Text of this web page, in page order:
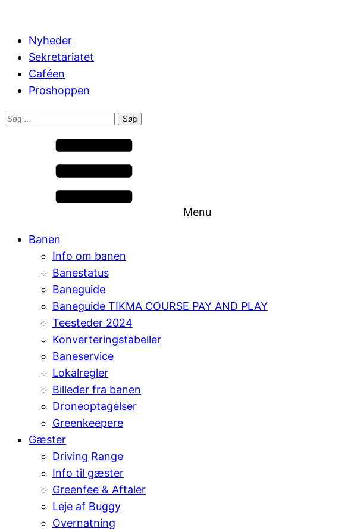
Nyheder
Sekretariatet
Caféen
Proshoppen
Søg
Menu
Banen
Info om banen
Banestatus
Baneguide
Baneguide TIKMA COURSE PAY AND PLAY
Teesteder 2024
Konverteringstabeller
Baneservice
Lokalregler
Billeder fra banen
Droneoptagelser
Greenkeepere
Gæster
Driving Range
Info til gæster
Greenfee & Aftaler
Leje af Buggy
Overnatning